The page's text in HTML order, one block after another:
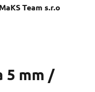
MaKS Team s.r.o
5 mm /